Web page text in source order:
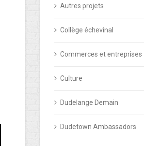
Autres projets
Collège échevinal
Commerces et entreprises
Culture
Dudelange Demain
Dudetown Ambassadors